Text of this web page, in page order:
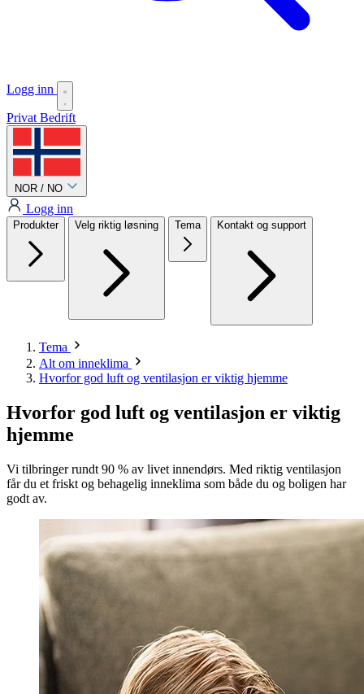
Logg inn
Privat Bedrift
NOR / NO
Logg inn
Produkter Velg riktig løsning Tema Kontakt og support
Tema
Alt om inneklima
Hvorfor god luft og ventilasjon er viktig hjemme
Hvorfor god luft og ventilasjon er viktig
hjemme
Vi tilbringer rundt 90 % av livet innendørs. Med riktig ventilasjon
får du et friskt og behagelig inneklima som både du og boligen har
godt av.